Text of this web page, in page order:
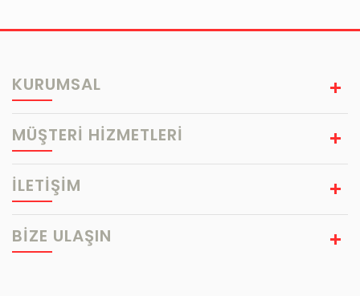
KURUMSAL
MÜŞTERİ HİZMETLERİ
İLETİŞİM
BIZE ULAŞIN